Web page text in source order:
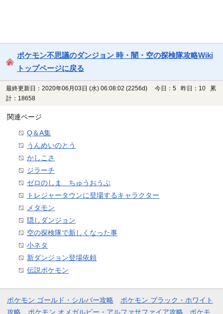
ポケモン不思議のダンジョン 時・闇・空の探検隊攻略Wiki
トップページに戻る
最終更新日：2020年06月03日 (水) 06:08:02 (2256d)
今日：5 昨日：10 累
計：18658
関連ページ
Q＆A集
うんめいのとう
かしこさ
ジラーチ
ゼロのしま ちゅうおうぶ
トレジャータウンに登場するキャラクター
メタモン
隠しダンジョン
空の探検隊で新しくなった事
小ネタ
新ダンジョン登場依頼
伝説ポケモン
ポケモン ゴールド・シルバー攻略
ポケモン ブラック・ホワイト
攻略
ポケモン オメガルビー・アルファサファイア攻略 ポケモ